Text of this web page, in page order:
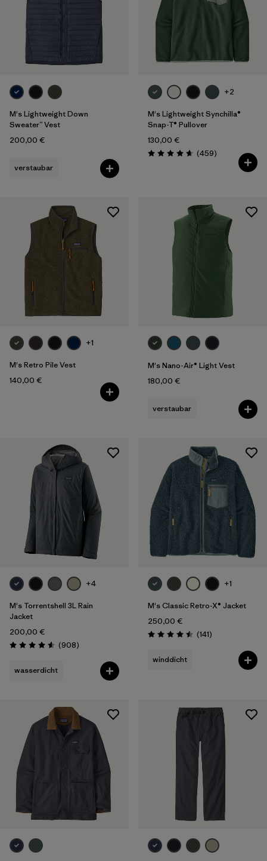
M's Lightweight Down
Sweater™ Vest
200,00 €
verstaubar
+2
M's Lightweight Synchilla®
Snap-T® Pullover
130,00 €
Bewertung: 4.7 / 5
(459Rezensionen
)
+1
M's Retro Pile Vest
140,00 €
M's Nano-Air® Light Vest
180,00 €
verstaubar
+4
M's Torrentshell 3L Rain
Jacket
200,00 €
Bewertung: 4.6 / 5
(908Rezensionen
)
wasserdicht
+1
M's Classic Retro-X® Jacket
250,00 €
Bewertung: 4.5 / 5
(141Rezensionen
)
winddicht